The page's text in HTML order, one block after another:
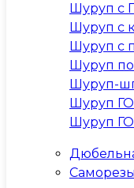
Шуруп с
Шуруп с
Шуруп с
Шуруп по
Шуруп-
Шуруп
Шуруп
Саморезы